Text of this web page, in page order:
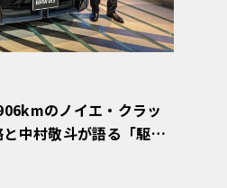
のノイエ・クラッ
中村敬斗が語る「駆け